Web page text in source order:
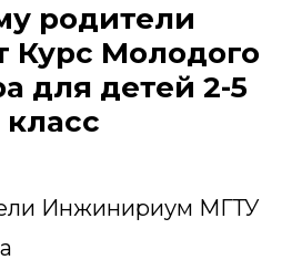
родители
Курс Молодого
для детей 2-5
класс
Инжинириум МГТУ